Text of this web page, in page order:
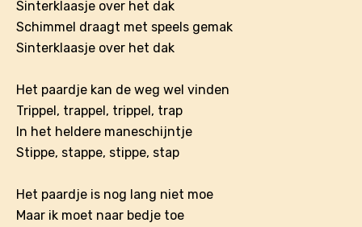
Sinterklaasje over het dak
Schimmel draagt met speels gemak
Sinterklaasje over het dak
Het paardje kan de weg wel vinden
Trippel, trappel, trippel, trap
In het heldere maneschijntje
Stippe, stappe, stippe, stap
Het paardje is nog lang niet moe
Maar ik moet naar bedje toe